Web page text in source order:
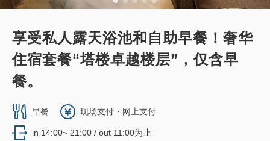
享受私人露天浴池和自助早餐！奢华
住宿套餐“塔楼卓越楼层”，仅含早
餐。
早餐 现场支付・网上支付
in 14:00~ 21:00 / out 11:00为止